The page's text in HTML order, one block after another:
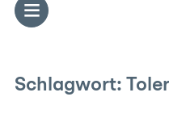
Schlagwort: